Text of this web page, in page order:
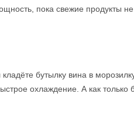
пока свежие продукты
бутылку вина в
охлаждение. А как